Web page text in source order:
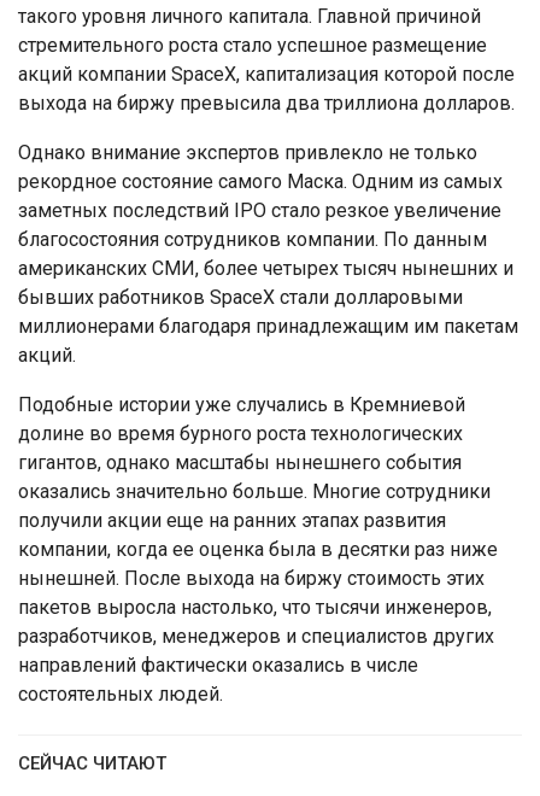
такого уровня личного капитала. Главной причиной
стремительного роста стало успешное размещение
акций компании SpaceX, капитализация которой после
выхода на биржу превысила два триллиона долларов.
Однако внимание экспертов привлекло не только
рекордное состояние самого Маска. Одним из самых
заметных последствий IPO стало резкое увеличение
благосостояния сотрудников компании. По данным
американских СМИ, более четырех тысяч нынешних и
бывших работников SpaceX стали долларовыми
миллионерами благодаря принадлежащим им пакетам
акций.
Подобные истории уже случались в Кремниевой
долине во время бурного роста технологических
гигантов, однако масштабы нынешнего события
оказались значительно больше. Многие сотрудники
получили акции еще на ранних этапах развития
компании, когда ее оценка была в десятки раз ниже
нынешней. После выхода на биржу стоимость этих
пакетов выросла настолько, что тысячи инженеров,
разработчиков, менеджеров и специалистов других
направлений фактически оказались в числе
состоятельных людей.
СЕЙЧАС ЧИТАЮТ